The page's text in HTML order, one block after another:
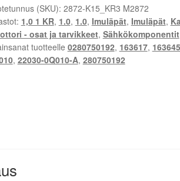
(SKU): 2872-K15_KR3 M2872
1,0 1 KR, 1.0, 1.0, Imuläpät, Imuläpät,
- osat ja tarvikkeet, Sähkökomponentit
tuotteelle 0280750192, 163617, 163645
, 22030-0Q010-A, 280750192